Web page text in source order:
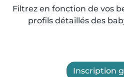
Filtrez en fonction de vos
profils détaillés des
Inscription